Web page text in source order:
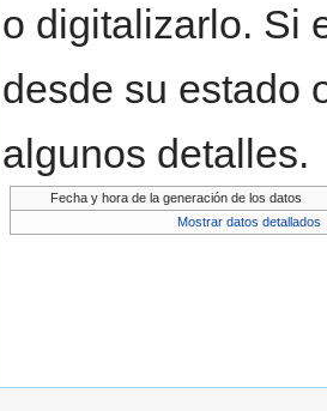
o digitalizarlo. Si
desde su estado
algunos detalles.
Fecha y hora de la generación de los datos
Mostrar datos detallados